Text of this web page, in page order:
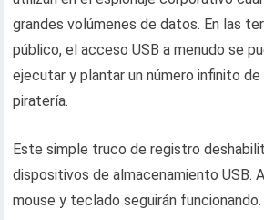
grandes volúmenes de datos. En las
público, el acceso USB a menudo se
ejecutar y plantar un número infinito
piratería.
Este simple truco de registro
dispositivos de almacenamiento USB.
mouse y teclado seguirán funcionando.